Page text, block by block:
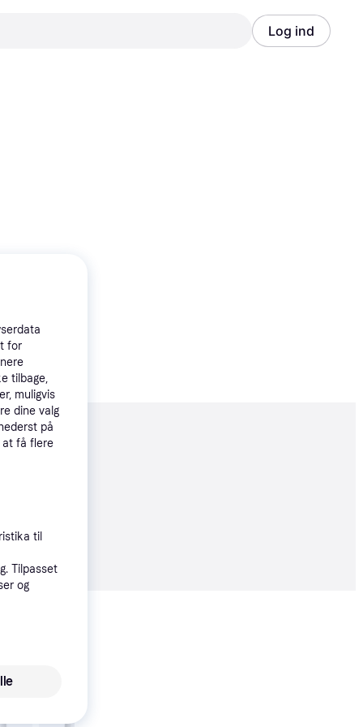
Log ind
kr.
for
tilbage,
muligvis
dine valg
på
at få flere
til
Tilpasset
og